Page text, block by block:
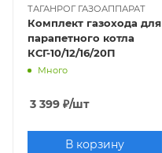
ТАГАНРОГ ГАЗОАППАРАТ
Комплект газохода для
парапетного котла
КСГ-10/12/16/20П
Много
3 399 ₽/шт
В корзину